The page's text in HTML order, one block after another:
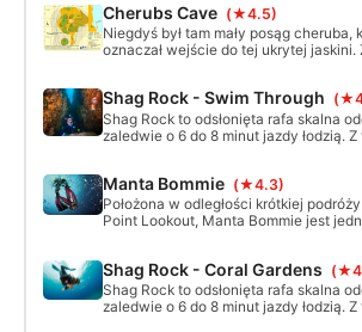
wspaniałe miejsce do oglądania
innych dużych gatunków pelagicznych
organizmów morskich. Maksymalna
wynosi 28m, a rafa wznosi się na 12m
Cherubs Cave (★4.5)
Niegdyś był tam mały posąg cheruba,
oznaczał wejście do tej ukrytej jaskini.
świat.
Shag Rock - Swim Through
Shag Rock to odsłonięta rafa skalna
zaledwie o 6 do 8 minut jazdy łodzią. Z
nurkowania, gdy warunki w innych
gorsze.
Manta Bommie (★4.3)
Położona w odległości krótkiej
Point Lookout, Manta Bommie jest
odpowiednia dla nurków i snorkelerów
poziomów zaawansowania. Z dużymi
skalnymi/raficznymi otoczonymi
miejsce to jest domem dla wielu
Shag Rock - Coral Gardens
Shag Rock to odsłonięta rafa skalna
zaledwie o 6 do 8 minut jazdy łodzią. Z